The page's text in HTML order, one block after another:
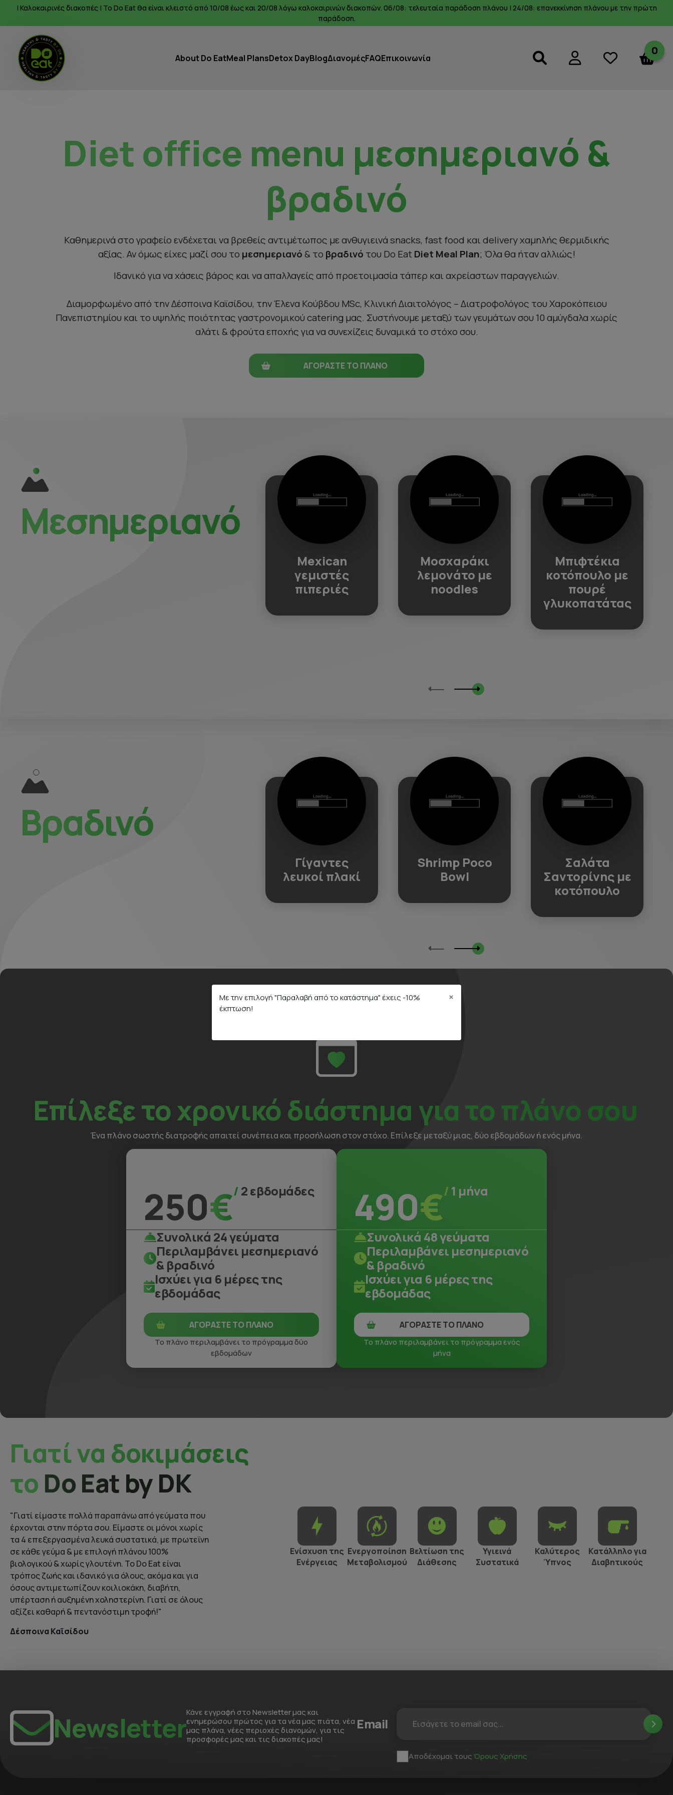
| Καλοκαιρινές διακοπές | To Do Eat θα είναι κλειστό από 10/08 έως και 20/08 λόγω καλοκαιρινών διακοπών. 06/08: τελευταία παράδοση πλάνου | 24/08: επανεκκίνηση πλάνου με την πρώτη
παράδοση.
About Do EatMeal PlansDetox DayBlogΔιανομέςFAQΕπικοινωνία
0
​Diet office menu μεσημεριανό &
βραδινό
Καθημερινά στο γραφείο ενδέχεται να βρεθείς αντιμέτωπος με ανθυγιεινά snacks, fast food και delivery χαμηλής θερμιδικής
αξίας. Αν όμως είχες μαζί σου το μεσημεριανό& το βραδινό τoυ Do Eat Diet Meal Plan; Όλα θα ήταν αλλιώς!
Ιδανικό για να χάσεις βάρος και να απαλλαγείς από προετοιμασία τάπερ και αχρείαστων παραγγελιών.
Διαμορφωμένο από την Δέσποινα Καϊσίδου, την Έλενα Κούβδου MSc, Κλινική Διαιτολόγος – Διατροφολόγος του Χαροκόπειου
Πανεπιστημίου και το υψηλής ποιότητας γαστρονομικού catering μας. Συστήνουμε μεταξύ των γευμάτων σου 10 αμύγδαλα χωρίς
αλάτι & φρούτα εποχής για να συνεχίζεις δυναμικά το στόχο σου.
ΑΓΟΡΑΣΤΕ ΤΟ ΠΛΑΝΟ
Μεσημεριανό
Mexican
γεμιστές
πιπεριές
Μοσχαράκι
λεμονάτο με
noodles
Μπιφτέκια
κοτόπουλο με
πουρέ
γλυκοπατάτας
Βραδινό
Γίγαντες
λευκοί πλακί
Shrimp Poco
Bowl
Σαλάτα
Σαντορίνης με
κοτόπουλο
Επίλεξε το χρονικό διάστημα για το πλάνο σου
Ένα πλάνο σωστής διατροφής απαιτεί συνέπεια και προσήλωση στον στόχο. Επίλεξε μεταξύ μιας, δύο εβδομάδων ή ενός μήνα.
250€/ 2 εβδομάδες
Συνολικά 24 γεύματα
Περιλαμβάνει μεσημεριανό
& βραδινό
Ισχύει για 6 μέρες της
εβδομάδας
ΑΓΟΡΑΣΤΕ ΤΟ ΠΛΑΝΟ
Το πλάνο περιλαμβάνει το πρόγραμμα δύο
εβδομάδων
490€/ 1 μήνα
Συνολικά 48 γεύματα
Περιλαμβάνει μεσημεριανό
& βραδινό
Ισχύει για 6 μέρες της
εβδομάδας
ΑΓΟΡΑΣΤΕ ΤΟ ΠΛΑΝΟ
Το πλάνο περιλαμβάνει το πρόγραμμα ενός
μήνα
Γιατί να δοκιμάσεις
το Do Eat by DK
"Γιατί είμαστε πολλά παραπάνω από γεύματα που
έρχονται στην πόρτα σου. Είμαστε οι μόνοι χωρίς
τα 4 επεξεργασμένα λευκά συστατικά, με πρωτεϊνη
σε κάθε γεύμα & με επιλογή πλάνου 100%
βιολογικού & χωρίς γλουτένη. To Do Eat είναι
τρόπος ζωής και ιδανικό για όλους, ακόμα και για
όσους αντιμετωπίζουν κοιλιοκάκη, διαβήτη,
υπέρταση ή αυξημένη χοληστερίνη. Γιατί σε όλους
αξίζει καθαρή & πεντανόστιμη τροφή!"
Δέσποινα Καϊσίδου
Ενίσχυση της
Ενέργειας
Ενεργοποίηση
Μεταβολισμού
Βελτίωση της
Διάθεσης
Υγιεινά
Συστατικά
Καλύτερος
Ύπνος
Κατάλληλο για
Διαβητικούς
NewsletterΚάνε εγγραφή στο Newsletter μας και
ενημερώσου πρώτος για τα νέα μας πιάτα, νέα
μας πλάνα, νέες περιοχές διανομών, για τις
προσφορές μας και τις διακοπές μας!
Email
Αποδέχομαι τουςΌρους Χρήσης
×
Mε την επιλογή "Παραλαβή από το κατάστημα" έχεις -10%
έκπτωση!